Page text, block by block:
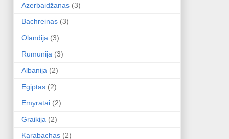
Azerbaidžanas (3)
Bachreinas (3)
Olandija (3)
Rumunija (3)
Albanija (2)
Egiptas (2)
Emyratai (2)
Graikija (2)
Karabachas (2)